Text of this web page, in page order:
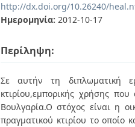
http://dx.doi.org/10.26240/
Ημερομηνία: 2012-10-17
Περίληψη:
Σε αυτήν τη διπλωματική
κτιρίου,εμπορικής χρήσης
Βουλγαρία.Ο στόχος είναι η
πραγματικού κτιρίου το οποίο